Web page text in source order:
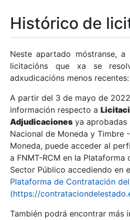
Mostrar/Ocultar
Mostrar/Ocultar
Mostrar/Ocultar
Histórico de
Neste apartado móstranse,
licitacións que xa se
adxudicacións menos recentes:
A partir del 3 de mayo de
información respecto a
Adjudicaciones ya aprobadas
Nacional de Moneda y Timbre
Moneda, puede acceder al
a FNMT-RCM en la
Sector Público accediendo en
Plataforma de Contratación
(https://
También podrá encontrar más